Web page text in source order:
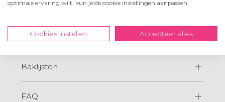
Prijzen en formaten
Baklijsten
FAQ
optimale ervaring wilt, kun je de cookie instellingen aanpassen.
Cookies instellen Accepteer alles